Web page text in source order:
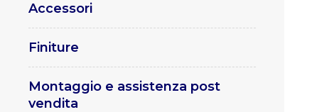
Accessori
Finiture
Montaggio e assistenza post
vendita